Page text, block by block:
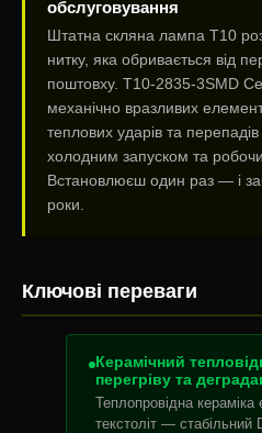
обслуговування
Штатна скляна лампа T10
нитку, яка обривається від
поштовху. T10-2835-3SMD
механічно вразливих
теплових ударів та
холодним запуском та
Встановлюєш один раз — і
роки.
Ключові переваги
Керамічний
перегріву та
Теплопровідна
текстоліт — стабільний